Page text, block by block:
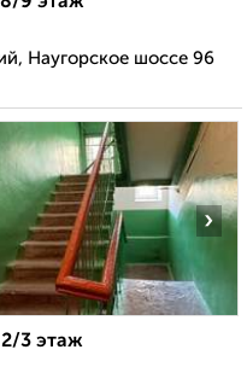
Наугорское шоссе 96
›
2/3 этаж